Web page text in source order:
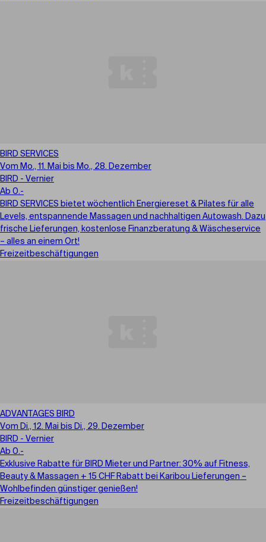
BIRD SERVICES
Vom Mo., 11. Mai bis Mo., 28. Dezember
BIRD - Vernier
Ab 0.-
BIRD SERVICES bietet wöchentlich Energiereset & Pilates für alle
Levels, entspannende Massagen und nachhaltigen Autowash. Dazu
frische Lieferungen, kostenlose Finanzberatung & Wäscheservice
– alles an einem Ort!
Freizeitbeschäftigungen
ADVANTAGES BIRD
Vom Di., 12. Mai bis Di., 29. Dezember
BIRD - Vernier
Ab 0.-
Exklusive Rabatte für BIRD Mieter und Partner: 30% auf Fitness,
Beauty & Massagen + 15 CHF Rabatt bei Karibou Lieferungen –
Wohlbefinden günstiger genießen!
Freizeitbeschäftigungen